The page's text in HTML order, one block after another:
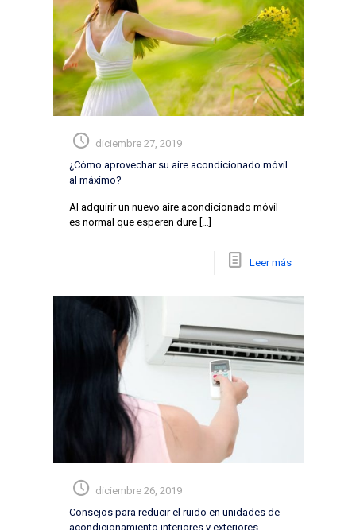
diciembre 27, 2019
¿Cómo aprovechar su aire acondicionado móvil
al máximo?
Al adquirir un nuevo aire acondicionado móvil
es normal que esperen dure[…]
Leer más
diciembre 26, 2019
Consejos para reducir el ruido en unidades de
acondicionamiento interiores y exteriores